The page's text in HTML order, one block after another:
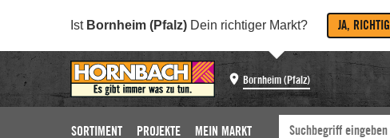
Ist Bornheim (Pfalz) Dein richtiger Markt? JA, RICHTIG
Bornheim (Pfalz)
SORTIMENT PROJEKTE MEIN MARKT